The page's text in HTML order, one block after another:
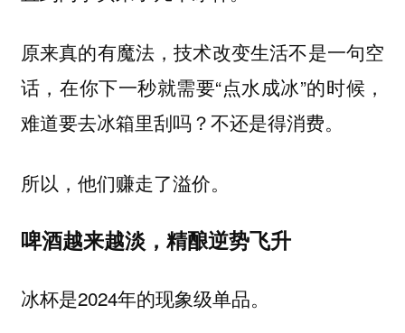
原来真的有魔法，技术改变生活不是一句空
话，在你下一秒就需要“点水成冰”的时候，
难道要去冰箱里刮吗？不还是得消费。
所以，他们赚走了溢价。
啤酒越来越淡，精酿逆势飞升
冰杯是2024年的现象级单品。